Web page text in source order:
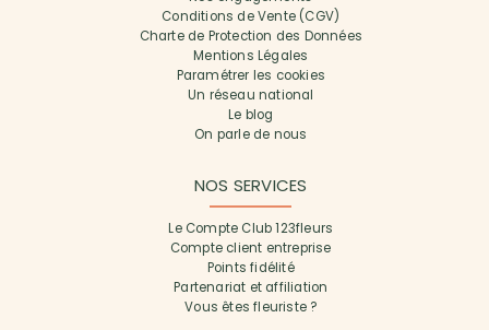
Conditions de Vente (CGV)
Charte de Protection des Données
Mentions Légales
Paramétrer les cookies
Un réseau national
Le blog
On parle de nous
NOS SERVICES
Le Compte Club 123fleurs
Compte client entreprise
Points fidélité
Partenariat et affiliation
Vous êtes fleuriste ?